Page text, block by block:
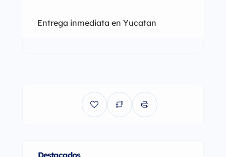
Entrega inmediata en Yucatan
Destacados